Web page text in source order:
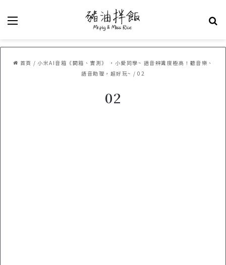
首頁 / 小米AI音箱《開箱、實測》 ，小愛同學~ 語音辨識度極高！聽音樂、
語音助理，超好玩~ / 02
02